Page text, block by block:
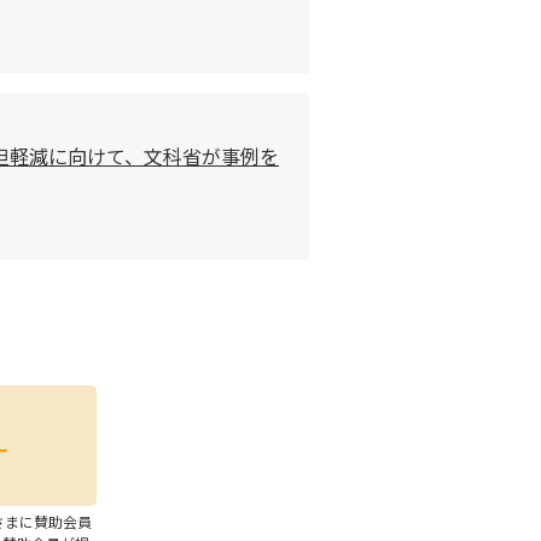
減に向けて、文科省が事例を
に賛助会員